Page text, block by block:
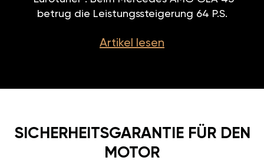
betrug die Leistungssteigerung 64 P.S.
Artikel lesen
SICHERHEITSGARANTIE FÜR DEN
MOTOR